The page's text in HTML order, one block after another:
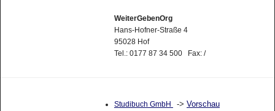
WeiterGebenOrg
Hans-Hofner-Straße 4
95028 Hof
Tel.: 0177 87 34 500 Fax: /
Studibuch GmbH -> Vorschau